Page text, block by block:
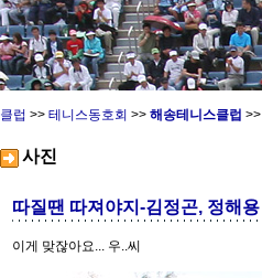
클럽 >> 테니스동호회 >> 해송테니스클럽 >>
사진
따질땐 따져야지-김정곤, 정해용
이게 맞잖아요... 우..씨